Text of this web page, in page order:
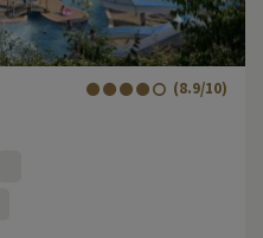
(8.9/10)